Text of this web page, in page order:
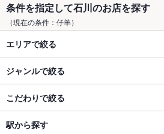
条件を指定して石川のお店を探す
（現在の条件：仔羊）
エリアで絞る
ジャンルで絞る
こだわりで絞る
駅から探す